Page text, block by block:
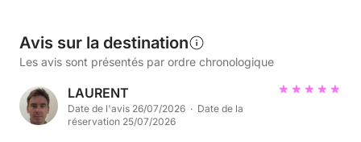
Avis sur la destination
Les avis sont présentés par ordre chronologique
LAURENT
Date de l'avis 26/07/2026 · Date de la
réservation 25/07/2026